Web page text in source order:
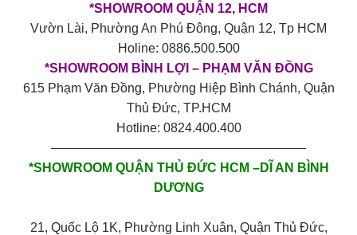
*SHOWROOM QUẬN 12, HCM
Vườn Lài, Phường An Phú Đông, Quận 12, Tp HCM
Holine: 0886.500.500
*SHOWROOM BÌNH LỢI – PHẠM VĂN ĐỒNG
615 Phạm Văn Đồng, Phường Hiệp Bình Chánh, Quận
Thủ Đức, TP.HCM
Hotline: 0824.400.400
————————————————————
*SHOWROOM QUẬN THỦ ĐỨC HCM –DĨ AN BÌNH
DƯƠNG
21, Quốc Lộ 1K, Phường Linh Xuân, Quận Thủ Đức,